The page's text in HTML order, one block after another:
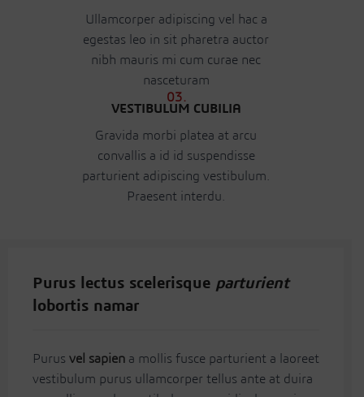
Ullamcorper adipiscing vel hac a
egestas leo in sit pharetra auctor
nibh mauris mi cum curae nec
nasceturam
03.
VESTIBULUM CUBILIA
Gravida morbi platea at arcu
convallis a id id suspendisse
parturient adipiscing vestibulum.
Praesent interdu.
Purus lectus scelerisque parturient
lobortis namar
Purus vel sapien a mollis fusce parturient a laoreet
vestibulum purus ullamcorper tellus ante at duira